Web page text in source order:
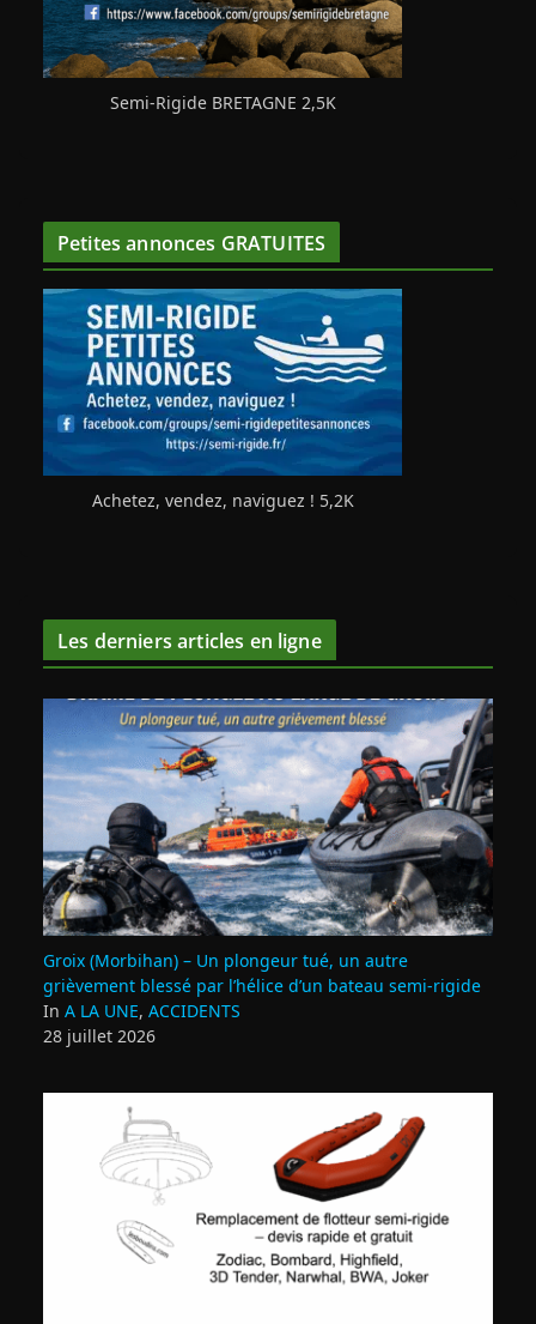
Semi-Rigide BRETAGNE 2,5K
Petites annonces GRATUITES
Achetez, vendez, naviguez ! 5,2K
Les derniers articles en ligne
Groix (Morbihan) – Un plongeur tué, un autre
grièvement blessé par l’hélice d’un bateau semi-rigide
In A LA UNE, ACCIDENTS
28 juillet 2026